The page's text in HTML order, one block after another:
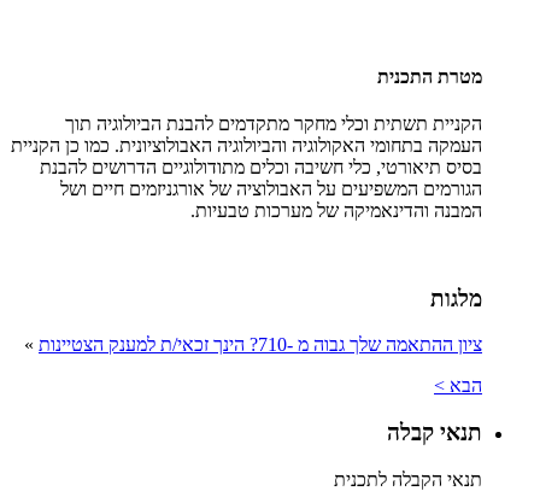
מטרת התכנית
הקניית תשתית וכלי מחקר מתקדמים להבנת הביולוגיה תוך
העמקה בתחומי האקולוגיה והביולוגיה האבולוציונית. כמו כן הקניית
בסיס תיאורטי, כלי חשיבה וכלים מתודולוגיים הדרושים להבנת
הגורמים המשפיעים על האבולוציה של אורגניזמים חיים ושל
המבנה והדינאמיקה של מערכות טבעיות.
מלגות
ציון ההתאמה שלך גבוה מ -710? הינך זכאי/ת למענק הצטיינות
»
הבא >
תנאי קבלה
תנאי הקבלה לתכנית